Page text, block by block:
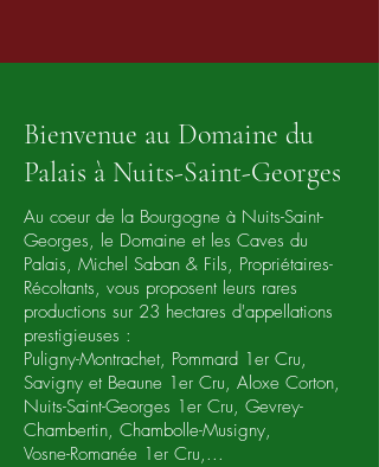
Bienvenue au Domaine du
Palais à Nuits-Saint-Georges
Au coeur de la Bourgogne à Nuits-Saint-
Georges, le Domaine et les Caves du
Palais, Michel Saban & Fils, Propriétaires-
Récoltants, vous proposent leurs rares
productions sur 23 hectares d'appellations
prestigieuses :
Puligny-Montrachet, Pommard 1er Cru,
Savigny et Beaune 1er Cru, Aloxe Corton,
Nuits-Saint-Georges 1er Cru, Gevrey-
Chambertin, Chambolle-Musigny,
Vosne-Romanée 1er Cru,...